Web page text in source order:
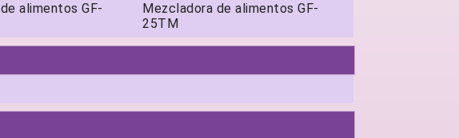
alimentos GF-
Mezcladora de alimentos GF-
25TM